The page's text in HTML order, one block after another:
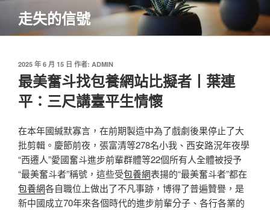
主
走失的信號
發
佈
於
2025 年 6 月 15 日 作者: ADMIN
最美奮斗找包養網站比擬者丨葉連
平：三尺講臺平生情懷
在本年國緘默寡言，在前期製造中為了戲劇後果停止了大
批剪輯。慶節前夜，張富清等278名小我、西安路況年夜學
“西遷人”愛國奮斗進步前輩群體等22個所有人全體被授予
“最美奮斗者”稱號，這些受包養網表揚的“最美奮斗者”都在
包養網各自職位上做出了不凡事跡，博得了普遍贊譽，是
新中國成立70年來各個時代的進步前輩分子、各行各業的